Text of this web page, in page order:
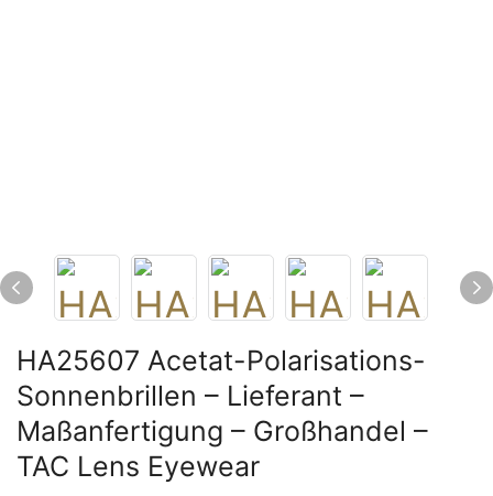
HA25607 Acetat-Polarisations-
Sonnenbrillen – Lieferant –
Maßanfertigung – Großhandel –
TAC Lens Eyewear